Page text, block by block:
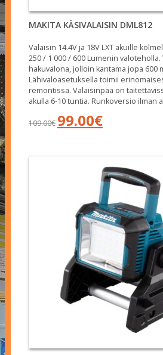
MAKITA KÄSIVALAISIN DML812
Valaisin 14.4V ja 18V LXT akuille
250 / 1 000 / 600 Lumenin valoteholla.
hakuvalona, jolloin kantama jopa 600
Lähivaloasetuksella toimii
remontissa. Valaisinpää on
akulla 6-10 tuntia. Runkoversio ilman
109.00€
Alkuperäinen
hinta
99.00€Nykyinen
hinta